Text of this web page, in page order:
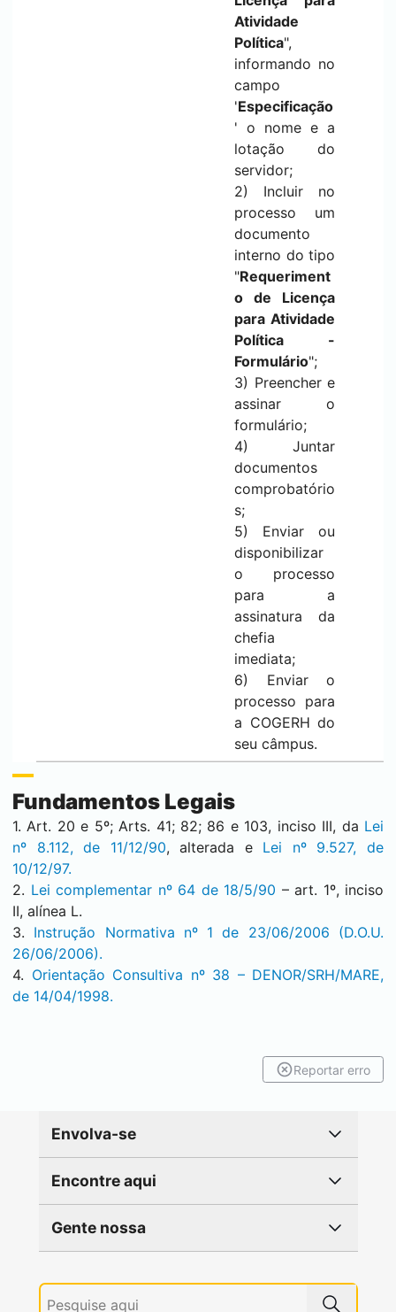
Atividade
Política",
informando no
campo
'Especificação
' o nome e a
lotação do
servidor;
2) Incluir no
processo um
documento
interno do tipo
"Requeriment
o de Licença
para Atividade
Política -
Formulário";
3) Preencher e
assinar o
formulário;
4) Juntar
documentos
comprobatório
s;
5) Enviar ou
disponibilizar
o processo
para a
assinatura da
chefia
imediata;
6) Enviar o
processo para
a COGERH do
seu câmpus.
Fundamentos Legais
1. Art. 20 e 5º; Arts. 41; 82; 86 e 103, inciso III, da Lei
nº 8.112, de 11/12/90, alterada e Lei nº 9.527, de
10/12/97.
2. Lei complementar nº 64 de 18/5/90 – art. 1º, inciso
II, alínea L.
3. Instrução Normativa nº 1 de 23/06/2006 (D.O.U.
26/06/2006).
4. Orientação Consultiva nº 38 – DENOR/SRH/MARE,
de 14/04/1998.
Reportar erro
Envolva-se
Encontre aqui
Gente nossa